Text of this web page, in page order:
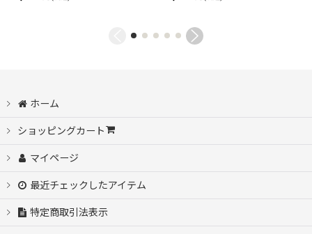
ホーム
ショッピングカート
マイページ
最近チェックしたアイテム
特定商取引法表示